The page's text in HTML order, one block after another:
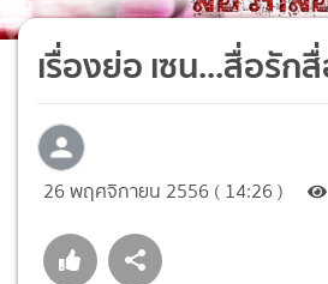
เรื่องย่อ เซน...สื่อรั
26 พฤศจิกายน 2556 ( 14:26 )